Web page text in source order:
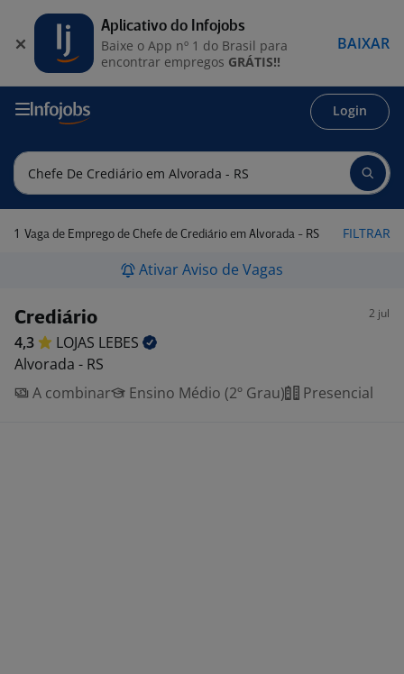
Login
1 Vaga de Emprego de Chefe de Crediário em Alvorada - RS FILTRAR
Ativar Aviso de Vagas
Crediário 2 jul
4,3 LOJAS LEBES
Alvorada - RS
A combinar
Ensino Médio (2º Grau) Presencial
Aplicativo do Infojobs
Baixe o App nº 1 do Brasil para
encontrar empregos GRÁTIS!!
BAIXAR